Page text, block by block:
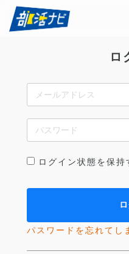
ロ
ログイン状態を保持
パスワードを忘れてし